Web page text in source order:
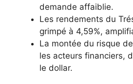
demande affaiblie.
Les rendements du
grimpé à 4,59%,
La montée du risque
les acteurs financiers,
le dollar.